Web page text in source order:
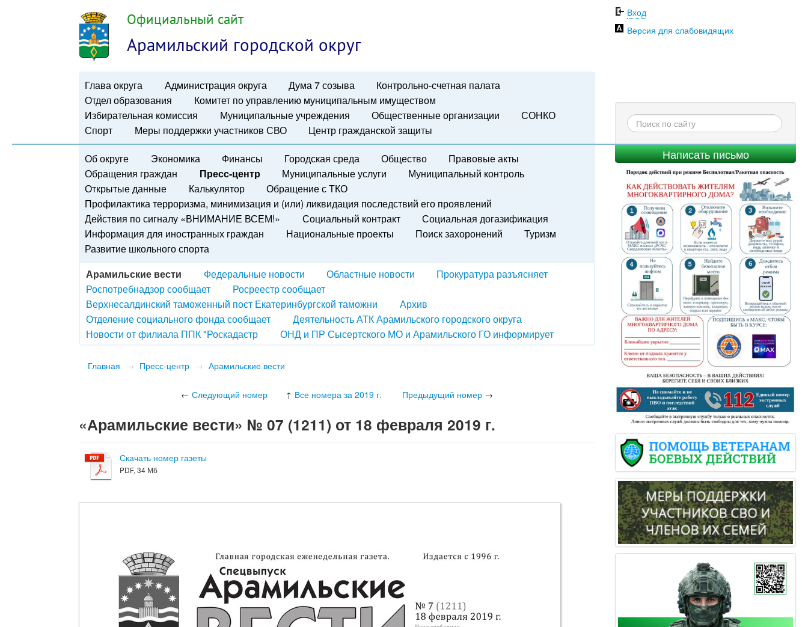
Официальный сайт
Арамильский городской округ
Глава округа Администрация округа Дума 7 созыва
Контрольно-счетная палата
Отдел образования
Комитет по управлению муниципальным имуществом
Избирательная комиссия
Муниципальные учреждения Общественные организации
СОНКО
Спорт
Меры поддержки участников СВО Центр гражданской защиты
Вход
Версия для слабовидящих
Написать письмо
Об округе Экономика Финансы Городская среда Общество
Правовые акты
Обращения граждан
Пресс-центр Муниципальные услуги
Муниципальный контроль
Открытые данные
Калькулятор
Обращение с ТКО
Профилактика терроризма, минимизация и (или) ликвидация последствий его проявлений
Действия по сигналу «ВНИМАНИЕ ВСЕМ!»
Социальный контракт
Социальная догазификация
Информация для иностранных граждан
Национальные проекты Поиск захоронений
Туризм
Развитие школьного спорта
Арамильские вести
Федеральные новости Областные новости
Прокуратура разъясняет
Роспотребнадзор сообщает
Росреестр сообщает
Верхнесалдинский таможенный пост Екатеринбургской таможни
Архив
Отделение социального фонда сообщает
Деятельность АТК Арамильского городского округа
Новости от филиала ППК "Роскадастр
ОНД и ПР Сысертского МО и Арамильского ГО информирует
Главная → Пресс-центр → Арамильские вести
←Следующий номер ↑ Все номера за 2019 г. Предыдущий номер →
«Арамильские вести» № 07 (1211) от 18 февраля 2019 г.
Скачать номер газеты
PDF, 34 Мб